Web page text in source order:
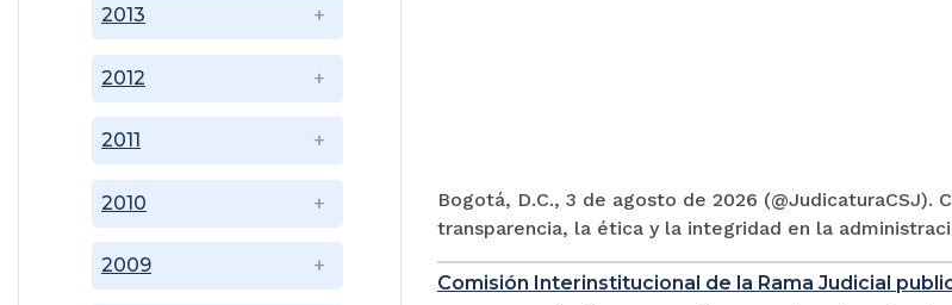
2009
2010
2011
2012
2013
Bogotá, D.C., 3 de agosto de 2026
transparencia, la ética y la integridad en la
Comisión Interinstitucional de la Rama Judicial